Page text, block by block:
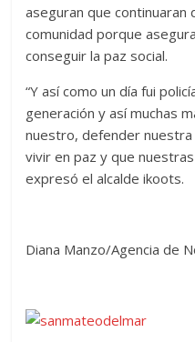
aseguran que continuaran
comunidad porque
conseguir la paz social.
“Y así como un día fui
generación y así muchas
nuestro, defender
vivir en paz y que
expresó el alcalde ikoots.
Diana Manzo/Agencia de